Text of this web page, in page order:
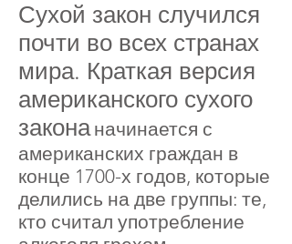
Сухой закон случился
почти во всех странах
мира. Краткая версия
американского сухого
закона начинается с
американских граждан в
конце 1700-х годов, которые
делились на две группы: те,
кто считал употребление